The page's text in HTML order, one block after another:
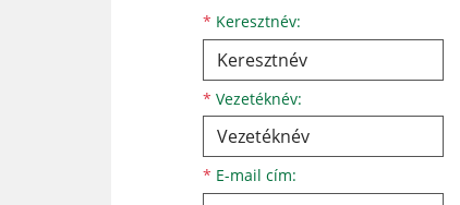
* Keresztnév:
Keresztnév
* Vezetéknév:
Vezetéknév
* E-mail cím:
E-mail cím